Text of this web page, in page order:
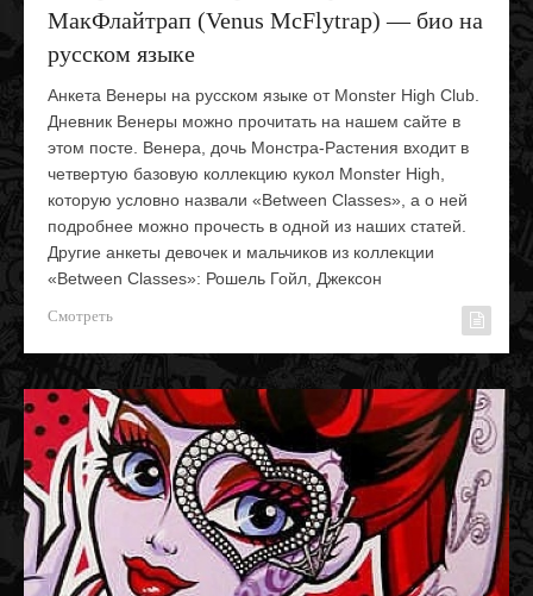
МакФлайтрап (Venus McFlytrap) — био на
русском языке
Анкета Венеры на русском языке от Monster High Club.
Дневник Венеры можно прочитать на нашем сайте в
этом посте. Венера, дочь Монстра-Растения входит в
четвертую базовую коллекцию кукол Monster High,
которую условно назвали «Between Classes», а о ней
подробнее можно прочесть в одной из наших статей.
Другие анкеты девочек и мальчиков из коллекции
«Between Classes»: Рошель Гойл, Джексон
Смотреть